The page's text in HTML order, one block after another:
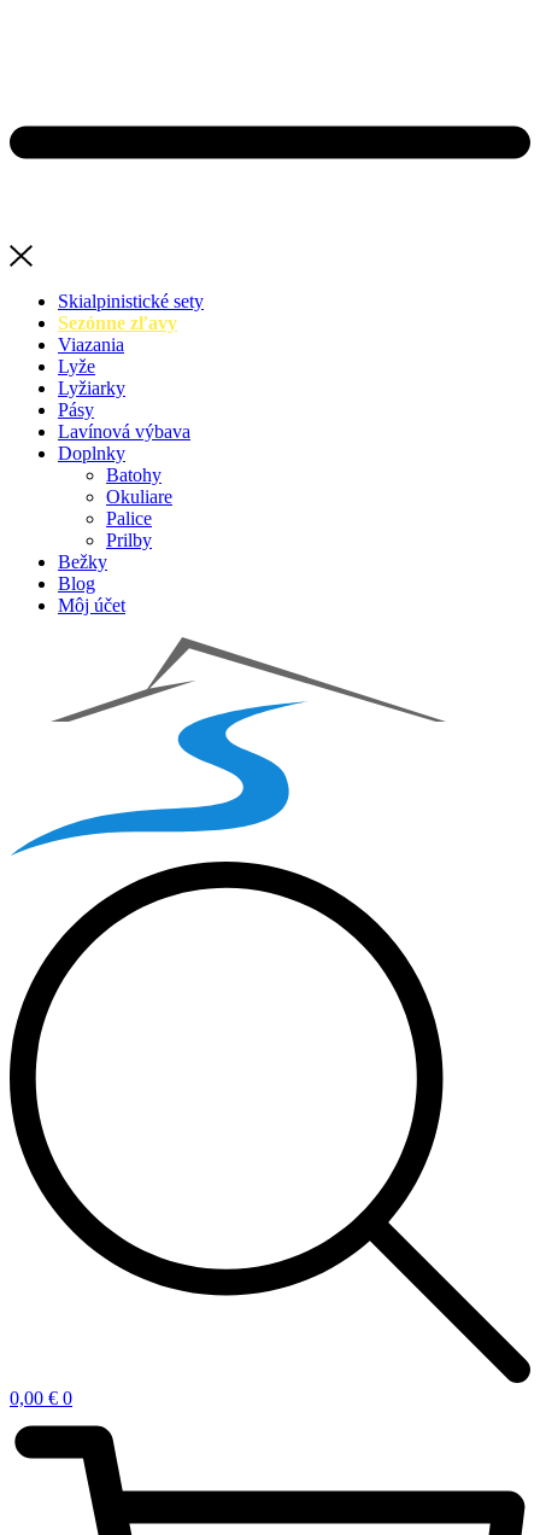
Skialpinistické sety
Sezónne zľavy
Viazania
Lyže
Lyžiarky
Pásy
Lavínová výbava
Doplnky
Batohy
Okuliare
Palice
Prilby
Bežky
Blog
Môj účet
0,00 € 0